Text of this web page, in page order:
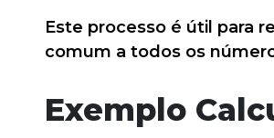
Este processo é útil para
comum a todos os
Exemplo